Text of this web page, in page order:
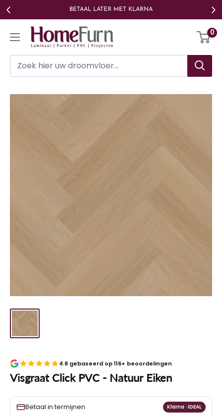
Ga
naar
BETAAL LATER MET KLARNA
Homefurn 0
4.8 gebaseerd op 116+ beoordelingen
Visgraat Click PVC - Natuur Eiken
Betaal in termijnen Klarna · iDEAL